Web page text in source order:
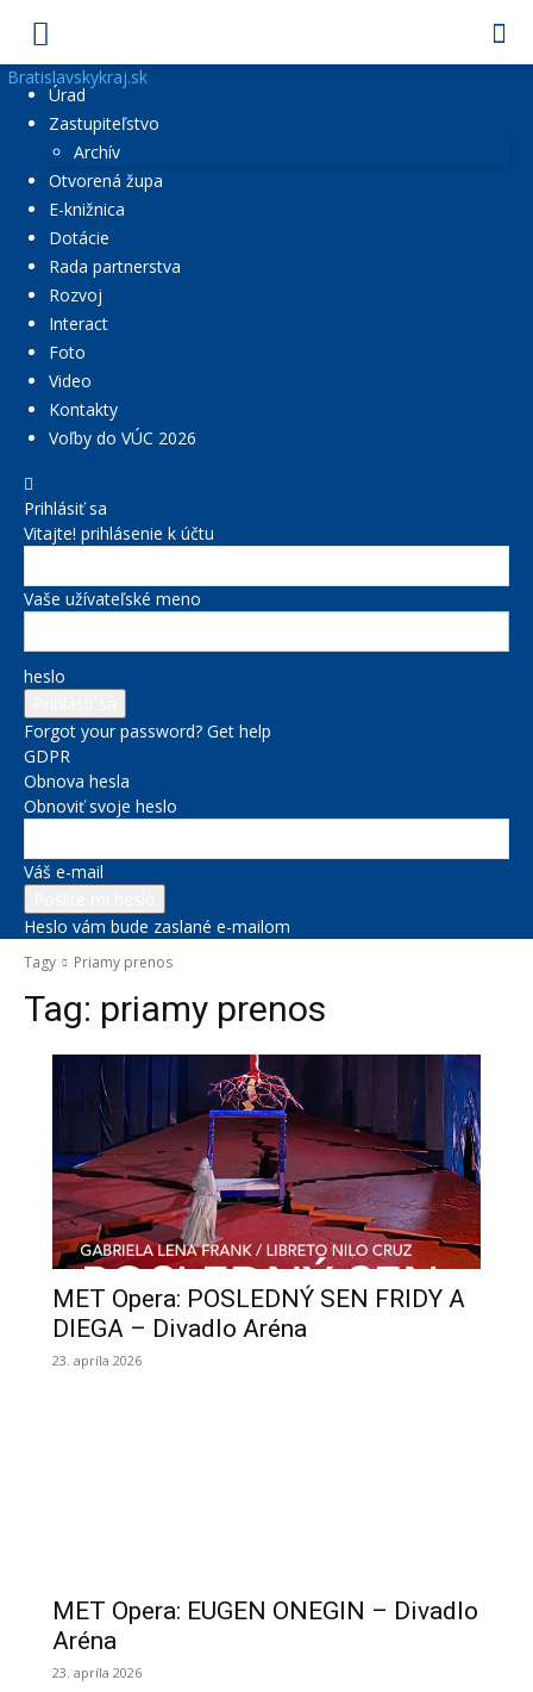
Bratislavskykraj.sk
Úrad
Zastupiteľstvo
Archív
Otvorená župa
E-knižnica
Dotácie
Rada partnerstva
Rozvoj
Interact
Foto
Video
Kontakty
Voľby do VÚC 2026
Prihlásiť sa
Vitajte! prihlásenie k účtu
Vaše užívateľské meno
heslo
Forgot your password? Get help
GDPR
Obnova hesla
Obnoviť svoje heslo
Váš e-mail
Heslo vám bude zaslané e-mailom
Tagy Priamy prenos
Tag: priamy prenos
MET Opera: POSLEDNÝ SEN FRIDY A
DIEGA – Divadlo Aréna
23. apríla 2026
MET Opera: EUGEN ONEGIN – Divadlo
Aréna
23. apríla 2026